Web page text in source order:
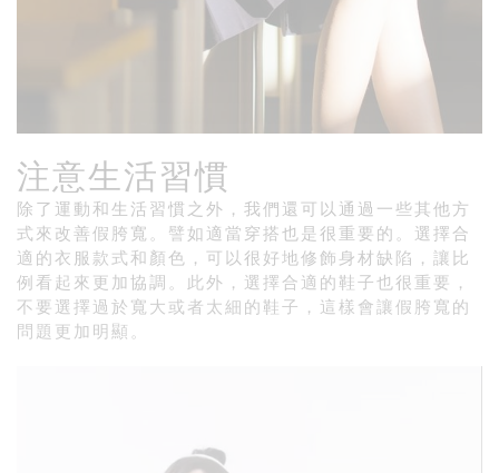
注意生活習慣
除了運動和生活習慣之外，我們還可以通過一些其他方
式來改善假胯寬。譬如適當穿搭也是很重要的。選擇合
適的衣服款式和顏色，可以很好地修飾身材缺陷，讓比
例看起來更加協調。此外，選擇合適的鞋子也很重要，
不要選擇過於寬大或者太細的鞋子，這樣會讓假胯寬的
問題更加明顯。